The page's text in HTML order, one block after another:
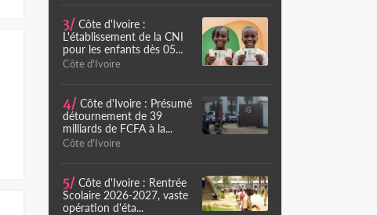
3/ Côte d'Ivoire :
L'établissement de la CNI
pour les enfants dès 05...
Côte d'Ivoire
4/ Côte d'Ivoire : Présumé
détournement de 39
milliards de FCFA à la...
Côte d'Ivoire
5/ Côte d'Ivoire : Rentrée
Scolaire 2026-2027, vaste
opération d'éta...